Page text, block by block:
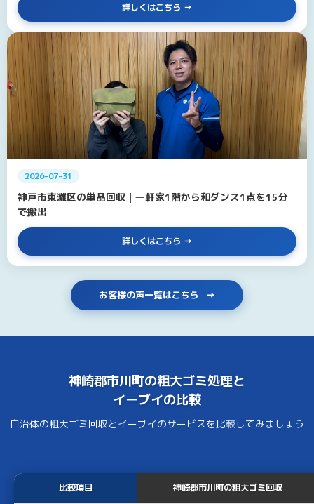
詳しくはこちら
2026-07-31
神戸市東灘区の単品回収｜一軒家1階から和ダンス1点を15分
で搬出
詳しくはこちら
お客様の声一覧はこちら
神崎郡市川町の粗大ゴミ処理と
イーブイの比較
自治体の粗大ゴミ回収とイーブイのサービスを比較してみましょう
比較項目 神崎郡市川町の粗大ゴミ回収